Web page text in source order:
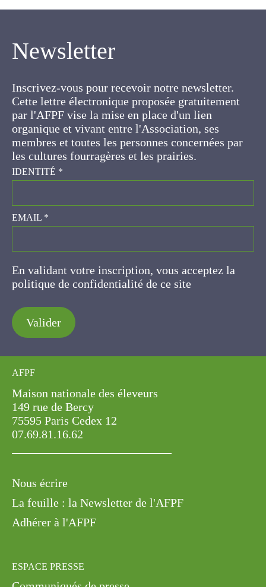
Newsletter
Cette lettre électronique proposée
gratuitement par l'AFPF vise la mise en place
d'un lien organique et vivant entre l'Association,
ses membres et toutes les personnes
concernées par les cultures fourragères et les
prairies.
IDENTITÉ*
EMAIL*
En validant votre inscription, vous acceptez la
politique de confidentialité de ce site
Valider
AFPF
Maison nationale des éleveurs
149 rue de Bercy
75595 Paris Cedex 12
07.69.81.16.62
Nous écrire
La feuille : la Newsletter de l'AFPF
Adhérer à l'AFPF
ESPACE PRESSE